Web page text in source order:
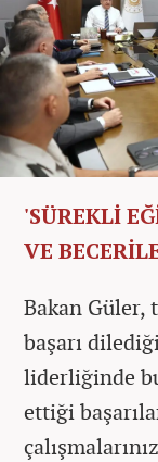
'SÜREKLİ
VE
Bakan Güler,
başarı
liderliğinde
ettiği